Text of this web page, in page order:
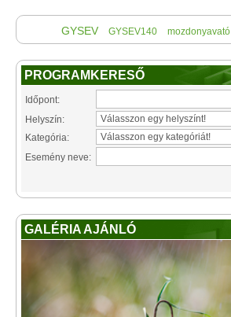
GYSEV GYSEV140 mozdonyavató
PROGRAMKERESŐ
Időpont:
Helyszín:
Kategória:
Esemény neve:
GALÉRIA AJÁNLÓ